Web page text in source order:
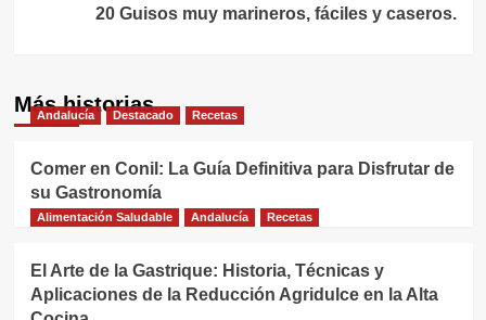
20 Guisos muy marineros, fáciles y caseros.
Más historias
Andalucía Destacado Recetas
Comer en Conil: La Guía Definitiva para Disfrutar de
su Gastronomía
Alimentación Saludable Andalucía Recetas
El Arte de la Gastrique: Historia, Técnicas y
Aplicaciones de la Reducción Agridulce en la Alta